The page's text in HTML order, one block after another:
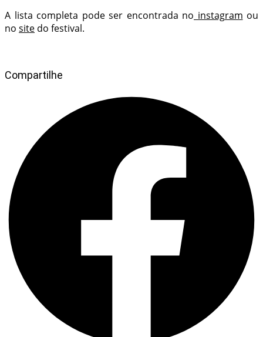
A lista completa pode ser encontrada no instagram ou
no site do festival.
Compartilhe